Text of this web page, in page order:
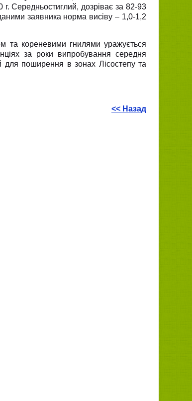
Середньостиглий, дозріває за 82-93
заявника норма висіву – 1,0-1,2
та кореневими гнилями уражується
за роки випробування середня
для поширення в зонах Лісостепу та
<< Назад